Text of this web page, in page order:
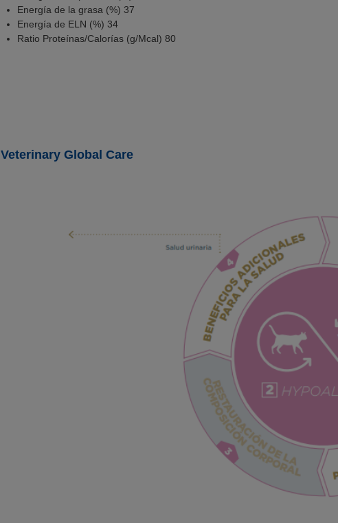
Energía de la grasa (%) 37
Energía de ELN (%) 34
Ratio Proteínas/Calorías (g/Mcal) 80
Veterinary Global Care